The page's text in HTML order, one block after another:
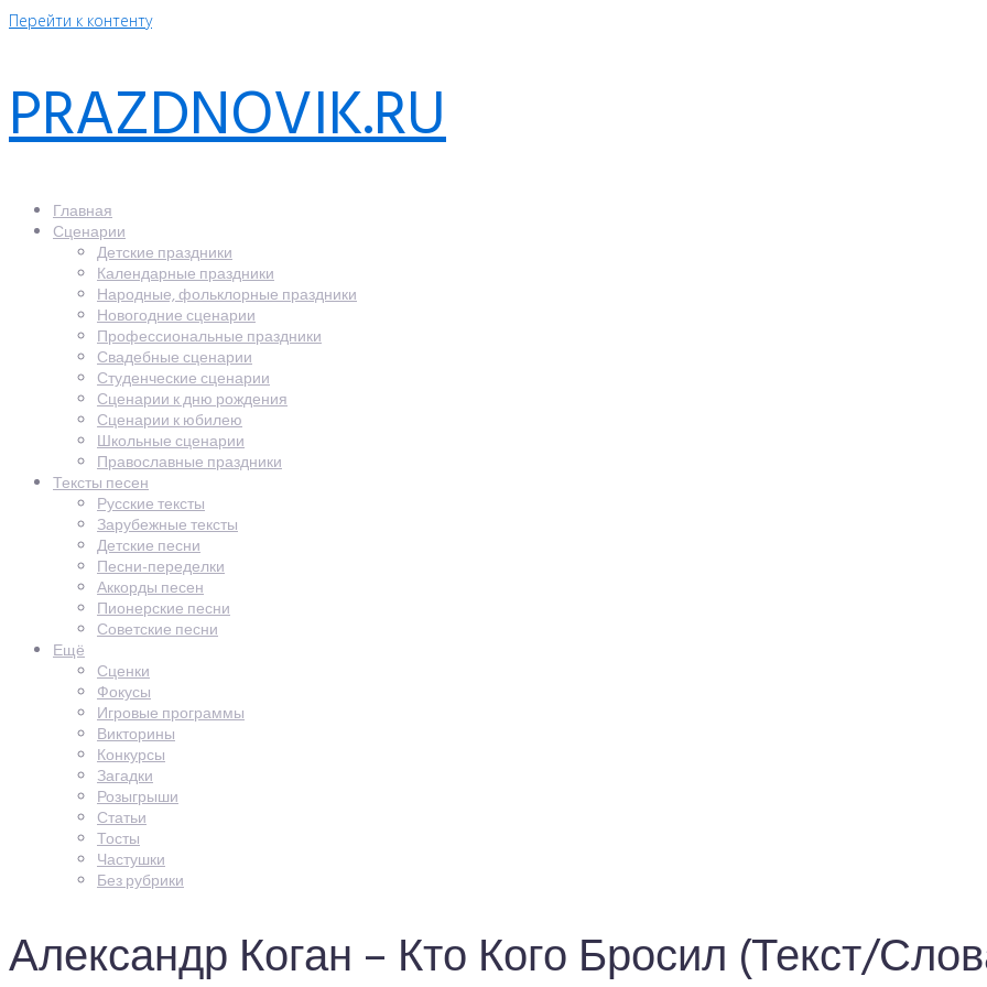
Перейти к контенту
PRAZDNOVIK.RU
Главная
Сценарии
Детские праздники
Календарные праздники
Народные, фольклорные праздники
Новогодние сценарии
Профессиональные праздники
Свадебные сценарии
Студенческие сценарии
Сценарии к дню рождения
Сценарии к юбилею
Школьные сценарии
Православные праздники
Тексты песен
Русские тексты
Зарубежные тексты
Детские песни
Песни-переделки
Аккорды песен
Пионерские песни
Советские песни
Ещё
Сценки
Фокусы
Игровые программы
Викторины
Конкурсы
Загадки
Розыгрыши
Статьи
Тосты
Частушки
Без рубрики
Александр Коган – Кто Кого Бросил (Текст/